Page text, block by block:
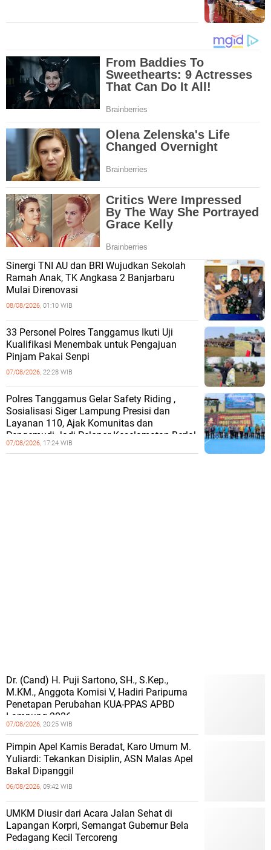
Sinergi TNI AU dan BRI Wujudkan Sekolah
Ramah Anak, TK Angkasa 2 Banjarbaru
Mulai Direnovasi
08/08/2026, 01:10 WIB
33 Personel Polres Tanggamus Ikuti Uji
Kualifikasi Menembak untuk Pengajuan
Pinjam Pakai Senpi
07/08/2026, 22:28 WIB
Polres Tanggamus Gelar Safety Riding ,
Sosialisasi Siger Lampung Presisi dan
Layanan 110, Ajak Komunitas dan
Pengemudi Jadi Pelopor Keselamatan Berlal
07/08/2026, 17:24 WIB
Dr. (Cand) H. Puji Sartono, SH., S.Kep.,
M.KM., Anggota Komisi V, Hadiri Paripurna
Penetapan Perubahan KUA-PPAS APBD
Lampung 2026
07/08/2026, 20:25 WIB
Pimpin Apel Kamis Beradat, Karo Umum M.
Yuliardi: Tekankan Disiplin, ASN Malas Apel
Bakal Dipanggil
06/08/2026, 09:42 WIB
UMKM Diusir dari Acara Jalan Sehat di
Lapangan Korpri, Semangat Gubernur Bela
Pedagang Kecil Tercoreng